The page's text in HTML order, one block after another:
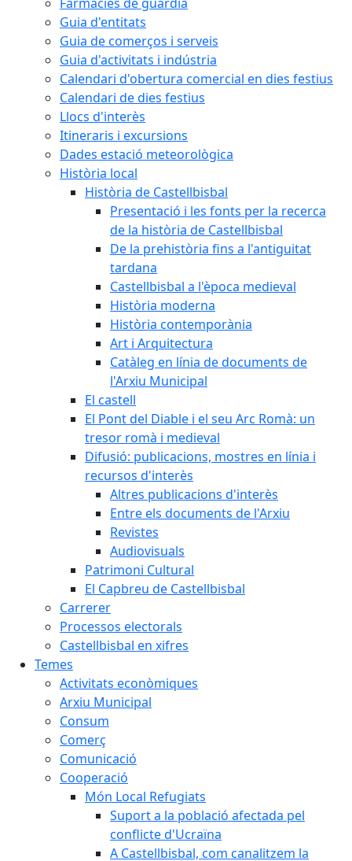
Guia d'entitats
Guia de comerços i serveis
Guia d'activitats i indústria
Calendari d'obertura comercial en dies festius
Calendari de dies festius
Llocs d'interès
Itineraris i excursions
Dades estació meteorològica
Història local
Història de Castellbisbal
Presentació i les fonts per la recerca
de la història de Castellbisbal
De la prehistòria fins a l'antiguitat
tardana
Castellbisbal a l'època medieval
Història moderna
Història contemporània
Art i Arquitectura
Catàleg en línia de documents de
l'Arxiu Municipal
El castell
El Pont del Diable i el seu Arc Romà: un
tresor romà i medieval
Difusió: publicacions, mostres en línia i
recursos d'interès
Altres publicacions d'interès
Entre els documents de l'Arxiu
Revistes
Audiovisuals
Patrimoni Cultural
El Capbreu de Castellbisbal
Carrerer
Processos electorals
Castellbisbal en xifres
Temes
Activitats econòmiques
Arxiu Municipal
Consum
Comerç
Comunicació
Cooperació
Món Local Refugiats
Suport a la població afectada pel
conflicte d'Ucraïna
A Castellbisbal, com canalitzem la